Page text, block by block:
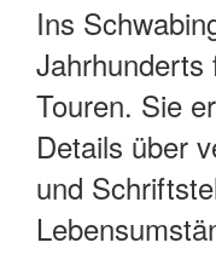
Ins
Jahrhunderts
Touren. Sie
Details über
und